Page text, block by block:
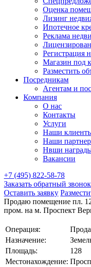
Оценка
Лизинг
Ипотечное
Реклама
Регистрация
Магазин под
Разместить
Посредникам
Агентам и
Компания
О нас
Контакты
Услуги
Наши
Наши
Нвши
Вакансии
+7 (495) 822-58-78
Заказать обратный звонок
Оставить заявку
Продаю помещение пл.
пром. на м. Проспект
Операция:
Назначение:
Площадь:
128
Местонахождение: